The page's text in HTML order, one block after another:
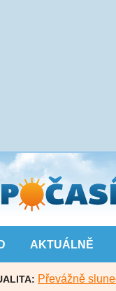
AKTUÁLNĚ
Převážně